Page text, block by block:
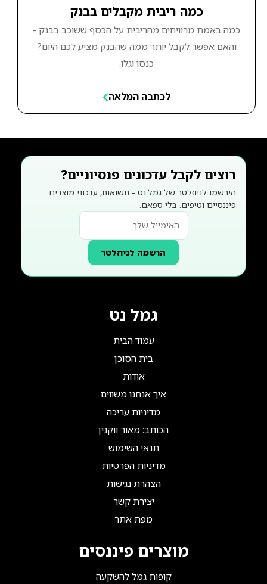
כמה ריבית מקבלים בבנק
כמה באמת מרוויחים מהריבית על הכסף ששוכב בבנק -
והאם אפשר לקבל יותר ממה שהבנק מציע לכם היום?
כנסו וגלו.
לכתבה המלאה
רוצים לקבל עדכונים פנסיוניים?
הירשמו לניוזלטר של גמל.נט - תשואות, עדכוני מוצרים
פיננסיים וטיפים. בלי ספאם.
הרשמה לניוזלטר
גמל נט
עמוד הבית
בית הסוכן
אודות
איך אנחנו משווים
מדיניות עריכה
הכותב: מאור ווקנין
תנאי השימוש
מדיניות הפרטיות
הצהרת נגישות
יצירת קשר
מפת אתר
מוצרים פיננסים
קופות גמל להשקעה